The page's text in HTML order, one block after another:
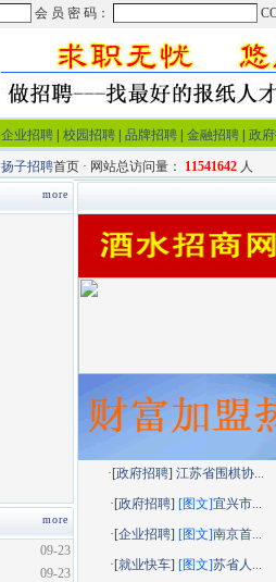
企业招聘 校园招聘 品牌招聘 金融招聘 政
扬子招聘首页 · 网站总访问量： 11541642 人
·[政府招聘]江苏省围棋协...
·[政府招聘] [图文]宜兴市...
·[企业招聘] [图文]南京首...
·[就业快车] [图文]苏省人...
more
more
09-23
09-23